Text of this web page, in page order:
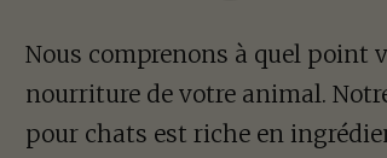
Nous comprenons à quel point
nourriture de votre animal.
pour chats est riche en